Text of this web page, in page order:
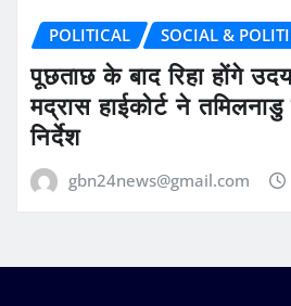
POLITICAL SOCIAL &
पूछताछ के बाद रिहा होंगे
मद्रास हाईकोर्ट ने
निर्देश
gbn24news@gmail.com